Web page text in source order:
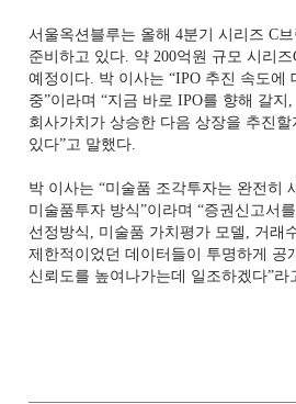
서울옥션블루는 올해 4분기 시리즈 C
준비하고 있다. 약 200억원 규모 시리
예정이다. 박 이사는 “IPO 추진 속도에
중”이라며 “지금 바로 IPO를 향해 갈지
회사가치가 상승한 다음 상장을 추진할
있다”고 말했다.
박 이사는 “미술품 조각투자는 완전히
미술품투자 방식”이라며 “증권신고서
선정방식, 미술품 가치평가 모델, 거래
제한적이었던 데이터들이 투명하게 공
신뢰도를 높여나가는데 일조하겠다”라